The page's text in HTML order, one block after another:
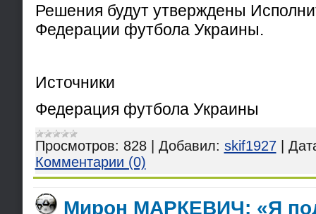
Решения будут утверждены
Федерации футбола Украины.
Источники
Федерация футбола Украины
Просмотров: 828 Добавил: skif1927
Комментарии (0)
Мирон МАРКЕВИЧ: «Я